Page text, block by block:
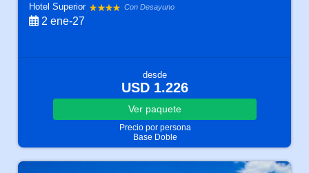
Hotel Superior
Con Desayuno
2 ene-27
desde
USD 1.226
Ver paquete
Precio por persona
Base Doble